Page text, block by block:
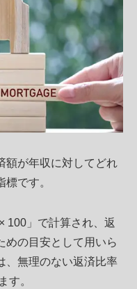
額が年収に対してどれ
です。
100」で計算され、返
めの目安として用いら
、無理のない返済比率
す。